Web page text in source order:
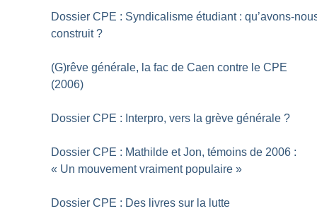
Dossier CPE : Syndicalisme étudiant : qu’avons-
construit ?
(G)rêve générale, la fac de Caen contre le CPE
(2006)
Dossier CPE : Interpro, vers la grève générale ?
Dossier CPE : Mathilde et Jon, témoins de 2006 :
« Un mouvement vraiment populaire »
Dossier CPE : Des livres sur la lutte